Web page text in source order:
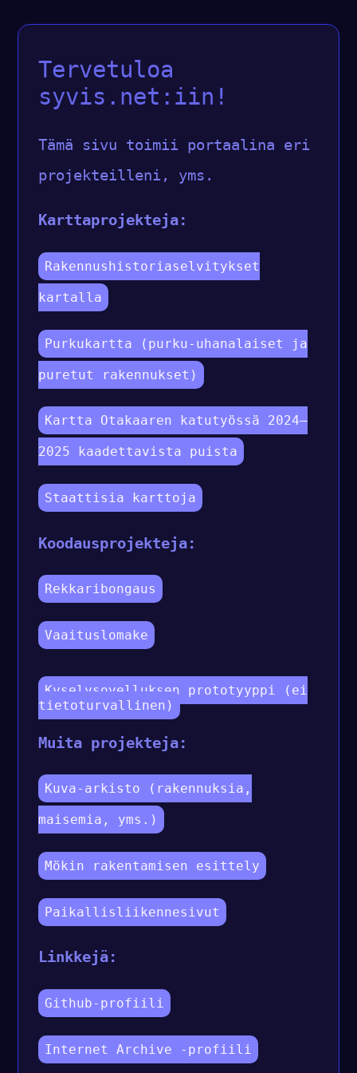
Tervetuloa
syvis.net:iin!
Tämä sivu toimii portaalina eri
projekteilleni, yms.
Karttaprojekteja:
Rakennushistoriaselvitykset
kartalla
Purkukartta (purku-uhanalaiset ja
puretut rakennukset)
Kartta Otakaaren katutyössä 2024–
2025 kaadettavista puista
Staattisia karttoja
Koodausprojekteja:
Rekkaribongaus
Vaaituslomake
Kyselysovelluksen prototyyppi (ei
tietoturvallinen)
Muita projekteja:
Kuva-arkisto (rakennuksia,
maisemia, yms.)
Mökin rakentamisen esittely
Paikallisliikennesivut
Linkkejä:
Github-profiili
Internet Archive -profiili